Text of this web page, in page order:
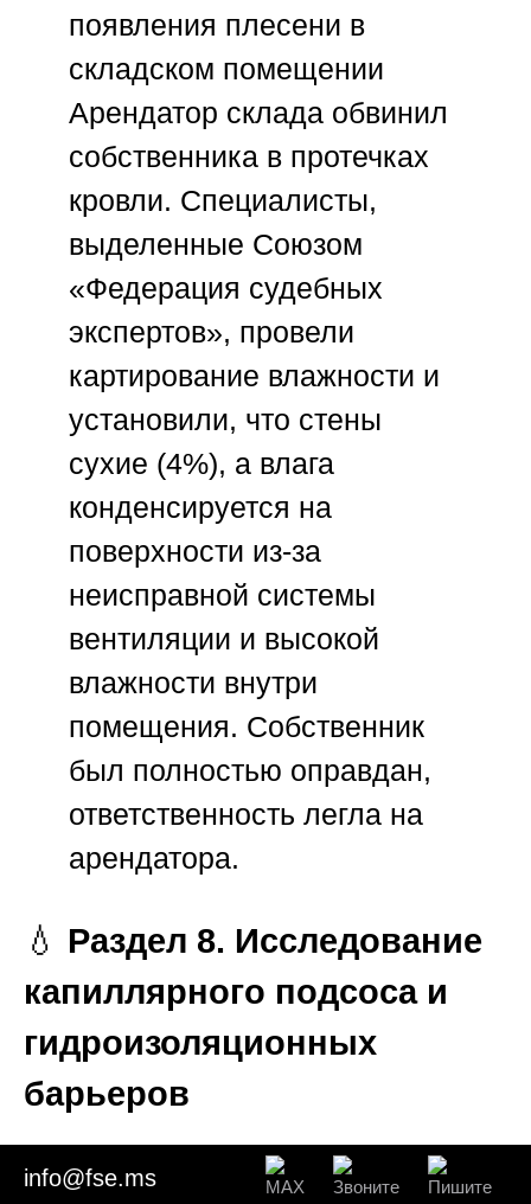
появления плесени в
складском помещении
Арендатор склада обвинил
собственника в протечках
кровли. Специалисты,
выделенные Союзом
«Федерация судебных
экспертов», провели
картирование влажности и
установили, что стены
сухие (4%), а влага
конденсируется на
поверхности из-за
неисправной системы
вентиляции и высокой
влажности внутри
помещения. Собственник
был полностью оправдан,
ответственность легла на
арендатора.
💧 Раздел 8. Исследование
капиллярного подсоса и
гидроизоляционных
барьеров
Газобетон способен поднимать
info@fse.ms